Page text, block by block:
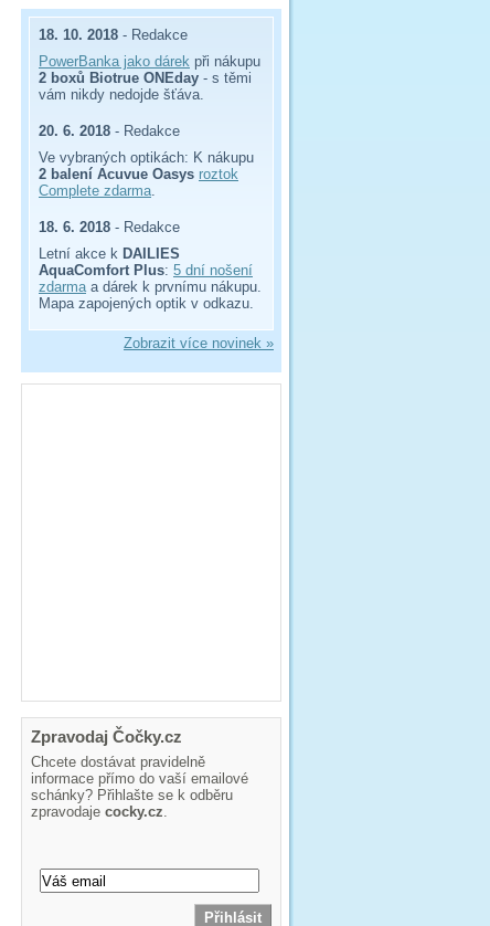
18. 10. 2018 - Redakce
PowerBanka jako dárek při nákupu
2 boxů Biotrue ONEday - s těmi
vám nikdy nedojde šťáva.
20. 6. 2018 - Redakce
Ve vybraných optikách: K nákupu
2 balení Acuvue Oasys roztok
Complete zdarma.
18. 6. 2018 - Redakce
Letní akce k DAILIES
AquaComfort Plus: 5 dní nošení
zdarmaa dárek k prvnímu nákupu.
Mapa zapojených optik v odkazu.
Zobrazit více novinek »
Zpravodaj Čočky.cz
Chcete dostávat pravidelně
informace přímo do vaší emailové
schánky? Přihlašte se k odběru
zpravodaje cocky.cz.